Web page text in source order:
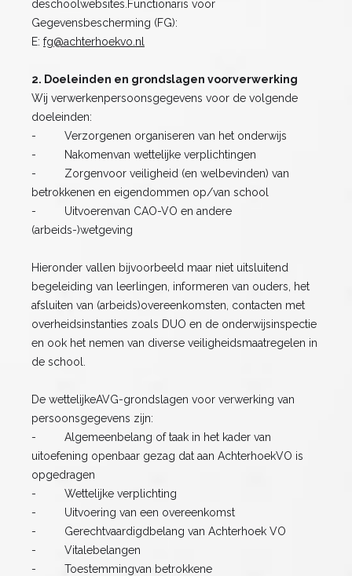
deschoolwebsites.Functionaris voor
Gegevensbescherming (FG):
E: fg@achterhoekvo.nl
2. Doeleinden en grondslagen voorverwerking
Wij verwerkenpersoonsgegevens voor de volgende
doeleinden:
- Verzorgenen organiseren van het onderwijs
- Nakomenvan wettelijke verplichtingen
- Zorgenvoor veiligheid (en welbevinden) van
betrokkenen en eigendommen op/van school
- Uitvoerenvan CAO-VO en andere
(arbeids-)wetgeving
Hieronder vallen bijvoorbeeld maar niet uitsluitend
begeleiding van leerlingen, informeren van ouders, het
afsluiten van (arbeids)overeenkomsten, contacten met
overheidsinstanties zoals DUO en de onderwijsinspectie
en ook het nemen van diverse veiligheidsmaatregelen in
de school.
De wettelijkeAVG-grondslagen voor verwerking van
persoonsgegevens zijn:
- Algemeenbelang of taak in het kader van
uitoefening openbaar gezag dat aan AchterhoekVO is
opgedragen
- Wettelijke verplichting
- Uitvoering van een overeenkomst
- Gerechtvaardigdbelang van Achterhoek VO
‍- Vitalebelangen
- Toestemmingvan betrokkene